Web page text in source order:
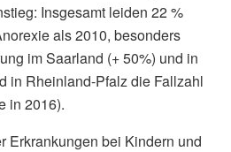
Insgesamt leiden 22 %
als 2010, besonders
im Saarland (+ 50%) und in
in Rheinland-Pfalz die Fallzahl
in 2016).
Erkrankungen bei Kindern und